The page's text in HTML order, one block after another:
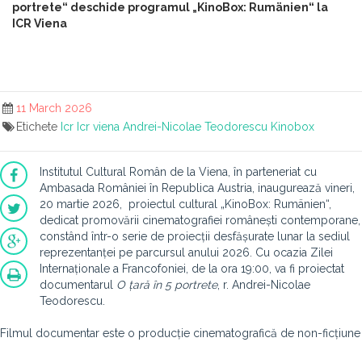
portrete“ deschide programul „KinoBox: Rumänien“ la
ICR Viena
11 March 2026
Etichete Icr Icr viena Andrei-Nicolae Teodorescu Kinobox
Institutul Cultural Român de la Viena, în parteneriat cu
Ambasada României în Republica Austria, inaugurează vineri,
20 martie 2026, proiectul cultural „KinoBox: Rumänien“,
dedicat promovării cinematografiei românești contemporane,
constând într-o serie de proiecții desfășurate lunar la sediul
reprezentanței pe parcursul anului 2026. Cu ocazia Zilei
Internaționale a Francofoniei, de la ora 19:00, va fi proiectat
documentarul O țară în 5 portrete, r. Andrei-Nicolae
Teodorescu.
Filmul documentar este o producție cinematografică de non-ficțiune